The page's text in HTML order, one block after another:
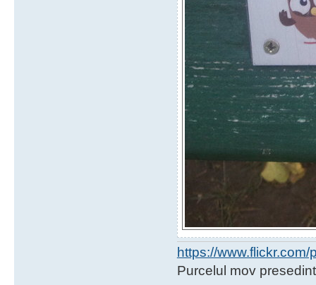
https://
Purcelul mov